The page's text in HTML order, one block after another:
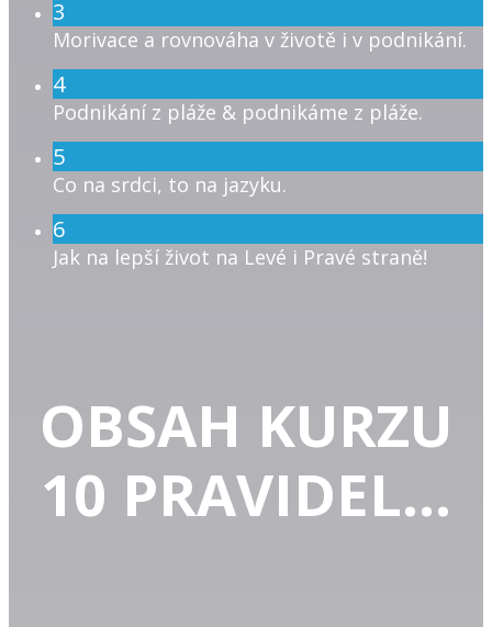
3
Morivace a rovnováha v životě i v podnikání.
4
Podnikání z pláže & podnikáme z pláže.
5
Co na srdci, to na jazyku.
6
Jak na lepší život na Levé i Pravé straně!
OBSAH KURZU
10 PRAVIDEL...